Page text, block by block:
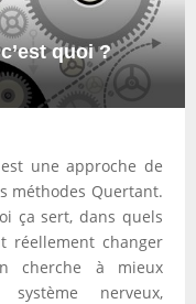
quoi ?
est une approche de
méthodes Quertant.
ça sert, dans quels
réellement changer
cherche à mieux
nerveux,